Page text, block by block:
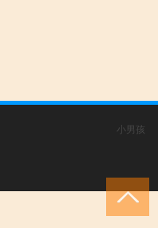
小男孩